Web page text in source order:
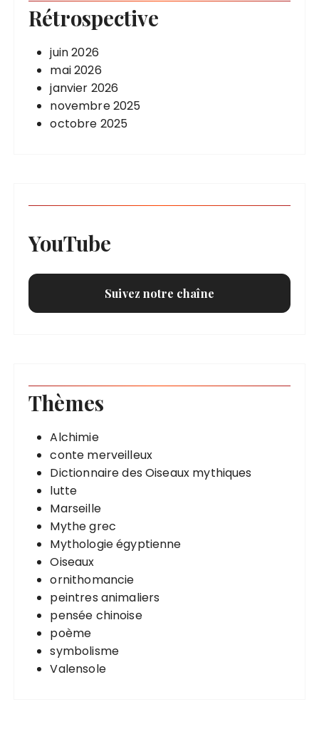
Rétrospective
juin 2026
mai 2026
janvier 2026
novembre 2025
octobre 2025
YouTube
Suivez notre chaîne
Thèmes
Alchimie
conte merveilleux
Dictionnaire des Oiseaux mythiques
lutte
Marseille
Mythe grec
Mythologie égyptienne
Oiseaux
ornithomancie
peintres animaliers
pensée chinoise
poème
symbolisme
Valensole